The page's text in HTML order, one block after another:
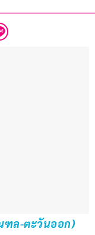
ฑล-ตะวันออก)